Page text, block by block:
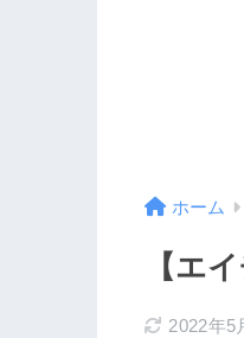
ホーム
【エ
2022年5